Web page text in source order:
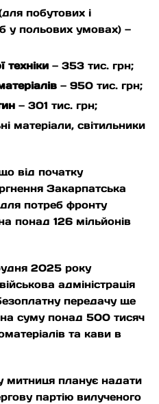
побутових і
у польових умовах) —
техніки — 353 тис. грн;
— 950 тис. грн;
— 301 тис. грн;
матеріали, світильники
від початку
Закарпатська
потреб фронту
понад 126 мільйонів
2025 року
адміністрація
передачу ще
суму понад 500 тисяч
та кави в
митниця планує надати
партію вилученого